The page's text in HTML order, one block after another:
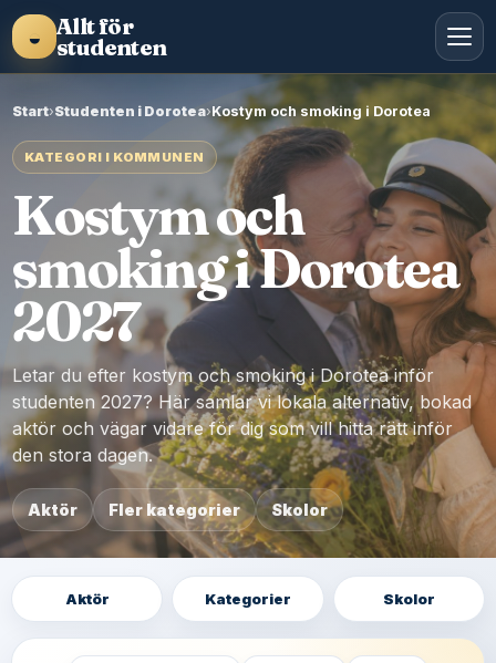
◒ Allt för
studenten
Start›Studenten i Dorotea›Kostym och smoking i Dorotea
KATEGORI I KOMMUNEN
Kostym och
smoking i Dorotea
2027
Letar du efter kostym och smoking i Dorotea inför
studenten 2027? Här samlar vi lokala alternativ, bokad
aktör och vägar vidare för dig som vill hitta rätt inför
den stora dagen.
Aktör Fler kategorier Skolor
Aktör Kategorier Skolor